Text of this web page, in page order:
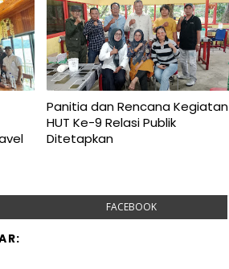
Panitia dan Rencana Kegiatan
HUT Ke-9 Relasi Publik
Ditetapkan
FACEBOOK